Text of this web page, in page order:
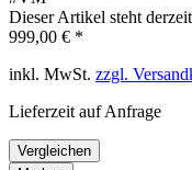
Dieser Artikel steht
999,00 € *
inkl. MwSt. zzgl.
Lieferzeit auf Anfrage
Vergleichen